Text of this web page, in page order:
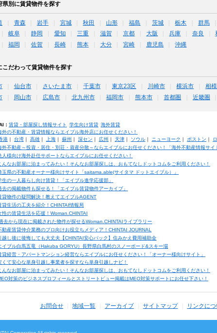
県別に賃貸物件を探す
青森 岩手 宮城 秋田 山形 福島 茨城 栃木 群馬
岐阜 静岡 愛知 三重 滋賀 京都 大阪 兵庫 奈良
福岡 佐賀 長崎 熊本 大分 宮崎 鹿児島 沖縄
こだわって賃貸物件を探す
仙台市 さいたま市 千葉市 東京23区 川崎市 横浜市 相
岡山市 広島市 北九州市 福岡市 熊本市 首都圏 近畿圏
： 賃貸・部屋探し情報サイト 学生向け賃貸 海外賃貸
外の不動産・賃貸情報ならエイブル海外店にお任せください！
港｜ 台湾｜ 高雄｜ 上海｜ 蘇州 ｜ 深セン ｜ 広州 ｜ 天津｜ ソウル｜ ニューヨーク ｜ ボストン ｜
外不動産～投資・居住・別荘・資産分散～ならエイブルにお任せください！「海外不動産情報サイ
人様向け海外赴任サポートならエイブルにお任せください！
んなお部屋に泊まってみたい！そんなお部屋探しは、おもてなしドットコムをご利用ください！
玉県の不動産オーナー様向けサイト「saitama.able(サイタマ ドットエイブル）」
生の一人暮らし向け賃貸！「エイブル進学応援部」
去の掲載物件も探せる！「エイブル賃貸物件アーカイブ」
貸物件の疑問解決！教えてエイブルAGENT
貸生活の工夫を紹介！CHINTAI情報局
性の賃貸生活を応援！Woman.CHINTAI
去から現在に掲載された物件が探せるWoman.CHINTAIライブラリー
動産賃貸仲介業務のプロ向けお役立ちメディア！CHINTAI JOURNAL
越し後に後悔しても大丈夫【CHINTAI安心パック】住みかえ費用補助金
イブル白馬五竜（Hakuba GORYU）長野県白馬村のスノーボード&スキー場
貸経営・アパートマンション経営ならエイブルにお任せください！「オーナー様向けサイト」
くて安心な単身引越し事業者を探すなら単身引越しナビ！
んなお部屋に泊まってみたい！そんなお部屋探しは、おもてなしドットコムをご利用ください！
対策のビジネスプロフィールとストリートビュー掲載はMEO対策サポートにお任せ下さい！
お問合せ 地域一覧 アーカイブ サイトマップ リンクにつ